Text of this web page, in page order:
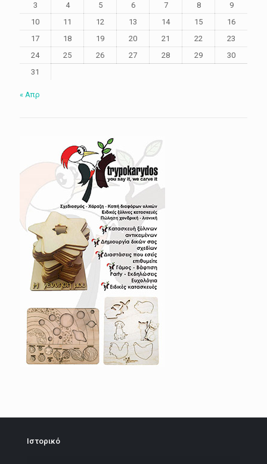
3 4 5 6 7 8
9
10
11 12 13 14 15
16
17
18 19 20 21 22
23
24
25 26 27 28 29
30
31
« Απρ
Ιστορικό